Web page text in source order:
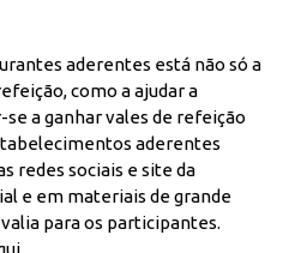
aderentes está não só a
como a ajudar a
a ganhar vales de refeição
aderentes
redes sociais e site da
e em materiais de grande
para os participantes.